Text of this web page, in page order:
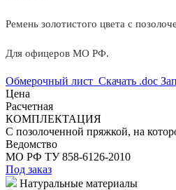
Ремень золотистого цвета с
Для офицеров МО РФ.
Обмерочный лист Скачать .doc
Цена
Расчетная
КОМПЛЕКТАЦИЯ
C позолоченной пряжкой, на
Ведомство
МО РФ ТУ 858-6126-2010
Под заказ
Натуральные материалы